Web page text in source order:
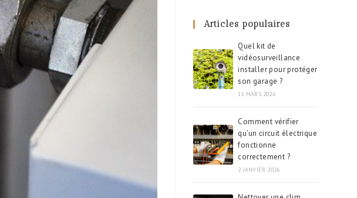
Articles populaires
Quel kit de
vidéosurveillance
installer pour protéger
son garage ?
11 MARS 2026
Comment vérifier
qu’un circuit électrique
fonctionne
correctement ?
2 JANVIER 2026